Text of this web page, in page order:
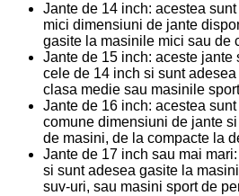
Jante de 14 inch: acestea
mici dimensiuni de jante
gasite la masinile mici sau de
Jante de 15 inch: aceste jante
cele de 14 inch si sunt
clasa medie sau masinile
Jante de 16 inch: acestea
comune dimensiuni de jante
de masini, de la compacte la
Jante de 17 inch sau mai
si sunt adesea gasite la
suv-uri, sau masini sport de